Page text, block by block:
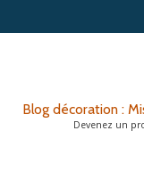
Blog décoration :
Devenez un